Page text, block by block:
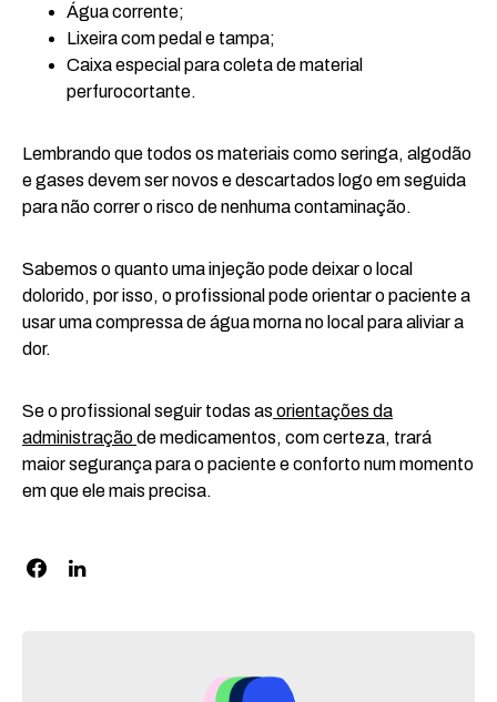
Água corrente;
Lixeira com pedal e tampa;
Caixa especial para coleta de material
perfurocortante.
Lembrando que todos os materiais como seringa, algodão
e gases devem ser novos e descartados logo em seguida
para não correr o risco de nenhuma contaminação.
Sabemos o quanto uma injeção pode deixar o local
dolorido, por isso, o profissional pode orientar o paciente a
usar uma compressa de água morna no local para aliviar a
dor.
Se o profissional seguir todas as orientações da
administraçãode medicamentos, com certeza, trará
maior segurança para o paciente e conforto num momento
em que ele mais precisa.